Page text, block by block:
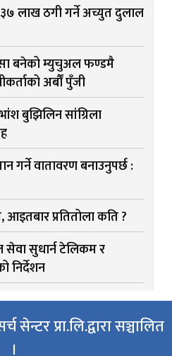
३७ लाख ठगी गर्ने अच्युत दुलाल
बनेको म्युचुअल फण्डमै
अर्बौं पुँजी
बुझिलिन सांग्रिला
गर्ने वातावरण बनाउनुपर्छ :
प्रतितोला कति ?
सेवा सुधार्न टेलिकम र
निर्देशन
सेन्टर प्रा.लि.द्वारा सञ्चालित
।